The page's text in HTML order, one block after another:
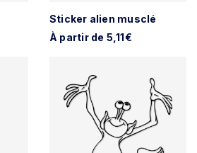
Sticker alien musclé
À partir de 5,11€